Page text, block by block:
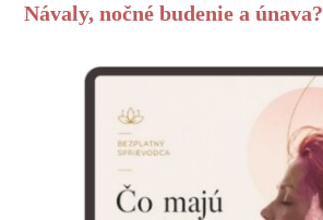
Návaly, nočné budenie a únava?